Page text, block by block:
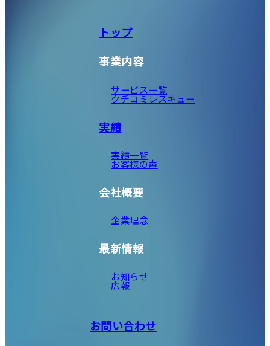
トップ
事業内容
サービス一覧
クチコミレスキュー
実績
実績一覧
お客様の声
会社概要
企業理念
最新情報
お知らせ
広報
お問い合わせ